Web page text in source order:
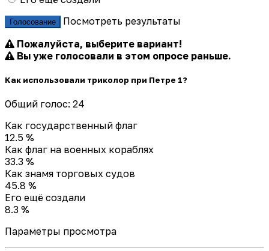
Голосование
Посмотреть результаты
Пожалуйста, выберите вариант!
Вы уже голосовали в этом опросе раньше.
Как использовали триколор при Петре 1?
Общий голос: 24
Как государственный флаг
12.5 %
Как флаг на военных кораблях
33.3 %
Как знамя торговых судов
45.8 %
Его ещё создали
8.3 %
Параметры просмотра